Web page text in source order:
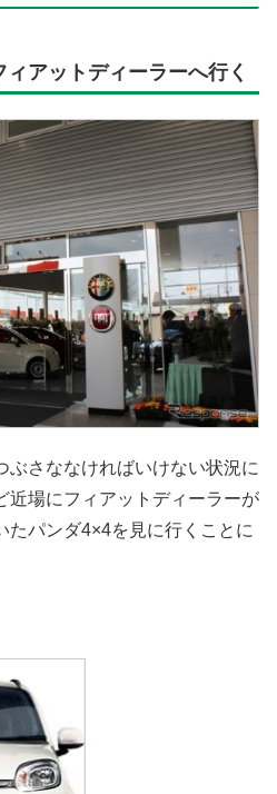
アットディーラーへ行く
ぶさななければいけない状況に
近場にフィアットディーラーが
たパンダ4×4を見に行くことに